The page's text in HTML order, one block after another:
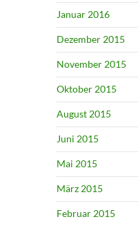
Januar 2016
Dezember 2015
November 2015
Oktober 2015
August 2015
Juni 2015
Mai 2015
März 2015
Februar 2015